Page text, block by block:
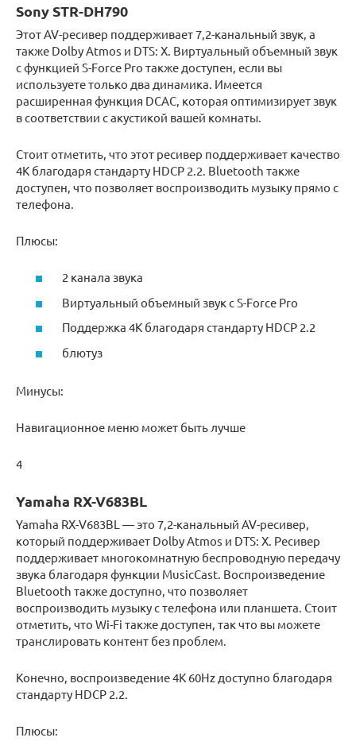
Sony STR-DH790
Этот AV-ресивер поддерживает 7,2-канальный звук, а
также Dolby Atmos и DTS: X. Виртуальный объемный звук
с функцией S-Force Pro также доступен, если вы
используете только два динамика. Имеется
расширенная функция DCAC, которая оптимизирует звук
в соответствии с акустикой вашей комнаты.
Стоит отметить, что этот ресивер поддерживает качество
4K благодаря стандарту HDCP 2.2. Bluetooth также
доступен, что позволяет воспроизводить музыку прямо с
телефона.
Плюсы:
2 канала звука
Виртуальный объемный звук с S-Force Pro
Поддержка 4K благодаря стандарту HDCP 2.2
блютуз
Минусы:
Навигационное меню может быть лучше
4
Yamaha RX-V683BL
Yamaha RX-V683BL — это 7,2-канальный AV-ресивер,
который поддерживает Dolby Atmos и DTS: X. Ресивер
поддерживает многокомнатную беспроводную передачу
звука благодаря функции MusicCast. Воспроизведение
Bluetooth также доступно, что позволяет
воспроизводить музыку с телефона или планшета. Стоит
отметить, что Wi-Fi также доступен, так что вы можете
транслировать контент без проблем.
Конечно, воспроизведение 4K 60Hz доступно благодаря
стандарту HDCP 2.2.
Плюсы: